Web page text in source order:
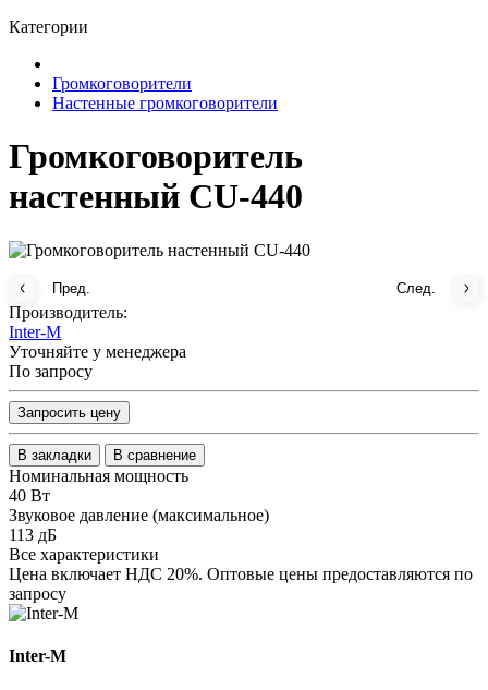
Категории
Громкоговорители
Настенные громкоговорители
Громкоговоритель
настенный CU-440
Пред. След.
Производитель:
Inter-M
Уточняйте у менеджера
По запросу
Запросить цену
В закладки В сравнение
Номинальная мощность
40 Вт
Звуковое давление (максимальное)
113 дБ
Все характеристики
Цена включает НДС 20%. Оптовые цены предоставляются по
запросу
Inter-M